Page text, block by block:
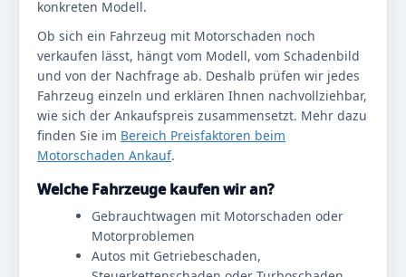
konkreten Modell.
Ob sich ein Fahrzeug mit Motorschaden noch
verkaufen lässt, hängt vom Modell, vom Schadenbild
und von der Nachfrage ab. Deshalb prüfen wir jedes
Fahrzeug einzeln und erklären Ihnen nachvollziehbar,
wie sich der Ankaufspreis zusammensetzt. Mehr dazu
finden Sie im Bereich Preisfaktoren beim
Motorschaden Ankauf.
Welche Fahrzeuge kaufen wir an?
Gebrauchtwagen mit Motorschaden oder
Motorproblemen
Autos mit Getriebeschaden,